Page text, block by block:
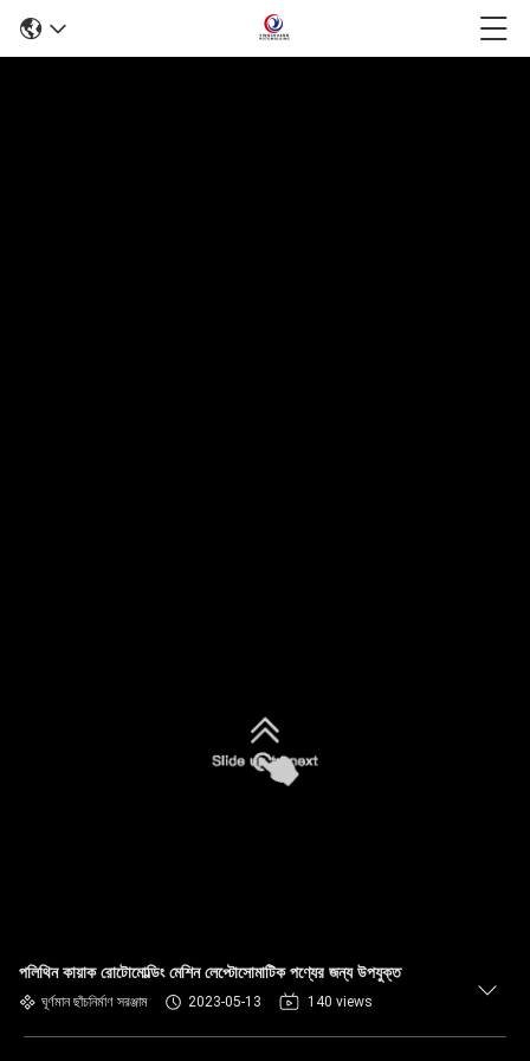
পলিথিন কায়াক রোটোমোল্ডিং মেশিন লেপ্টোসোমাটিক পণ্যের জন্য উপযুক্ত
ঘূর্ণমান ছাঁচনির্মাণ সরঞ্জাম 2023-05-13 140 views